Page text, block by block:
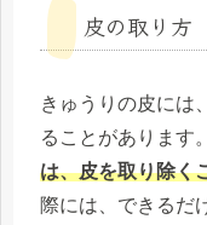
皮の取り方
きゅうりの皮には
ることがあります。
は、皮を取り除く
際には、できるだ